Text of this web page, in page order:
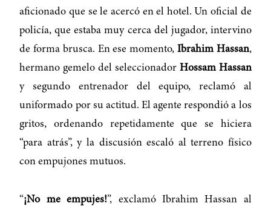
aficionado que se le acercó en el hotel. Un oficial de
policía, que estaba muy cerca del jugador, intervino
de forma brusca. En ese momento, Ibrahim Hassan,
hermano gemelo del seleccionador Hossam Hassan
y segundo entrenador del equipo, reclamó al
uniformado por su actitud. El agente respondió a los
gritos, ordenando repetidamente que se hiciera
“para atrás”, y la discusión escaló al terreno físico
con empujones mutuos.
“¡No me empujes!”, exclamó Ibrahim Hassan al